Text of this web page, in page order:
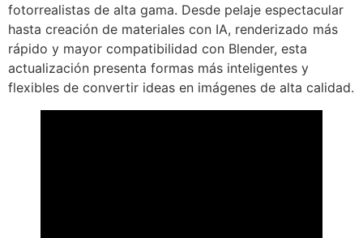
fotorrealistas de alta gama. Desde pelaje espectacular
hasta creación de materiales con IA, renderizado más
rápido y mayor compatibilidad con Blender, esta
actualización presenta formas más inteligentes y
flexibles de convertir ideas en imágenes de alta calidad.